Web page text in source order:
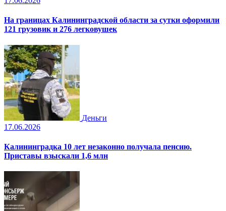
На границах Калининградской области за сутки оформили
121 грузовик и 276 легковушек
Деньги
17.06.2026
Калининградка 10 лет незаконно получала пенсию.
Приставы взыскали 1,6 млн